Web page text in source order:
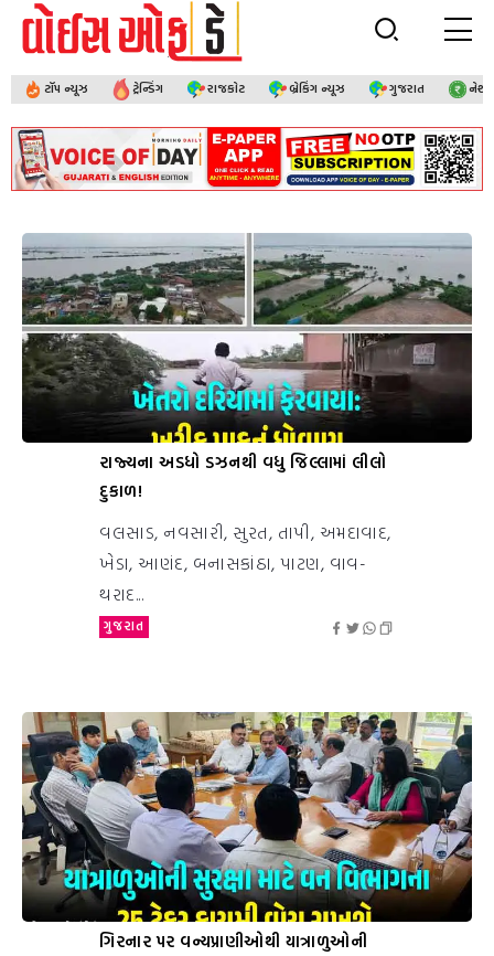
ટૉપ ન્યૂઝ ટ્રેન્ડિંગ રાજકોટ બ્રેકિંગ ન્યૂઝ ગુજરાત
રાજ્યના અડધો ડઝનથી વધુ જિલ્લામાં લીલો
દુકાળ!
વલસાડ, નવસારી, સુરત, તાપી, અમદાવાદ,
ખેડા, આણંદ, બનાસકાંઠા, પાટણ, વાવ-
થરાદ...
ગુજરાત
ગિરનાર પર વન્યપ્રાણીઓથી યાત્રાળુઓની